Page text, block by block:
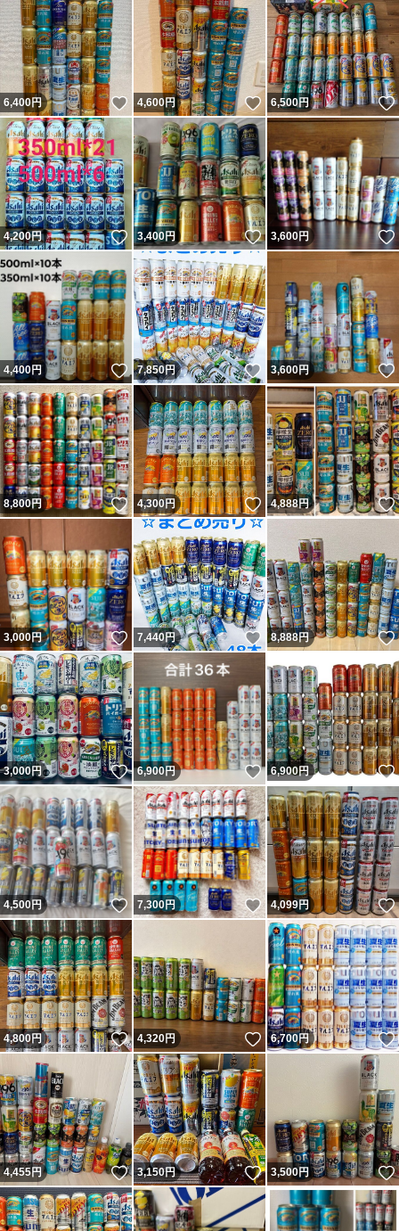
6,400円 いいね！
4,600円 いいね！
6,500円
4,200円 いいね！
3,400円 いいね！
3,600円
4,400円 いいね！
7,850円 いいね！
3,600円
8,800円 いいね！
4,300円 いいね！
4,888円
3,000円 いいね！
7,440円 いいね！
8,888円
3,000円 いいね！
6,900円 いいね！
6,900円
4,500円 いいね！
7,300円 いいね！
4,099円
4,800円 いいね！
4,320円 いいね！
6,700円
4,455円 いいね！
3,150円 いいね！
3,500円